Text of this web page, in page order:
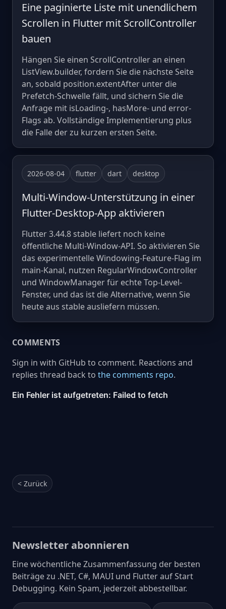
Eine paginierte Liste mit unendlichem
Scrollen in Flutter mit ScrollController
bauen
Hängen Sie einen ScrollController an einen
ListView.builder, fordern Sie die nächste Seite
an, sobald position.extentAfter unter die
Prefetch-Schwelle fällt, und sichern Sie die
Anfrage mit isLoading-, hasMore- und error-
Flags ab. Vollständige Implementierung plus
die Falle der zu kurzen ersten Seite.
2026-08-04 flutter dart desktop
Multi-Window-Unterstützung in einer
Flutter-Desktop-App aktivieren
Flutter 3.44.8 stable liefert noch keine
öffentliche Multi-Window-API. So aktivieren Sie
das experimentelle Windowing-Feature-Flag im
main-Kanal, nutzen RegularWindowController
und WindowManager für echte Top-Level-
Fenster, und das ist die Alternative, wenn Sie
heute aus stable ausliefern müssen.
COMMENTS
Sign in with GitHub to comment. Reactions and
replies thread back to the comments repo.
< Zurück
Newsletter abonnieren
Eine wöchentliche Zusammenfassung der besten
Beiträge zu .NET, C#, MAUI und Flutter auf Start
Debugging. Kein Spam, jederzeit abbestellbar.